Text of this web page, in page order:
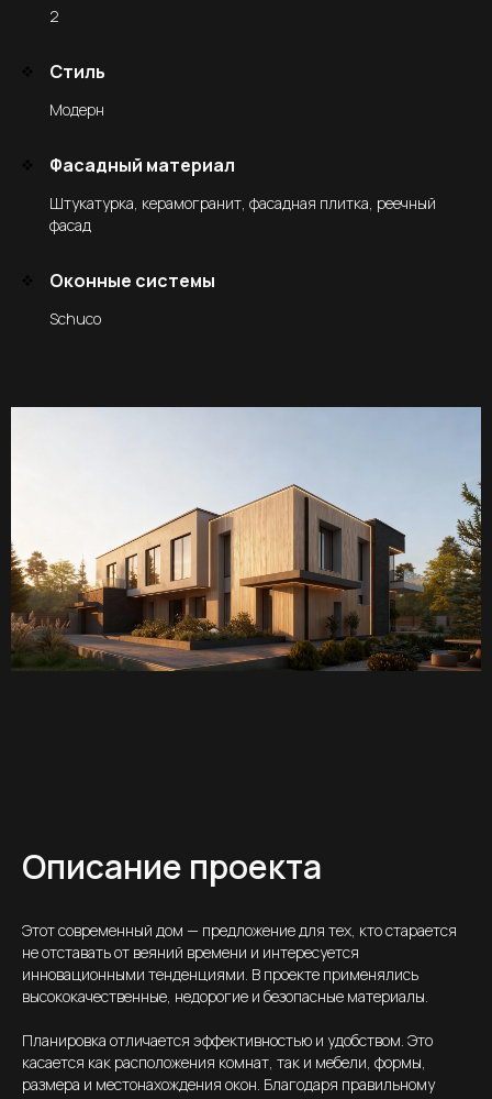
2
Стиль
Модерн
Фасадный материал
Штукатурка, керамогранит, фасадная плитка, реечный
фасад
Оконные системы
Schuco
Описание проекта
Этот современный дом — предложение для тех, кто старается
не отставать от веяний времени и интересуется
инновационными тенденциями. В проекте применялись
высококачественные, недорогие и безопасные материалы.
Планировка отличается эффективностью и удобством. Это
касается как расположения комнат, так и мебели, формы,
размера и местонахождения окон. Благодаря правильному